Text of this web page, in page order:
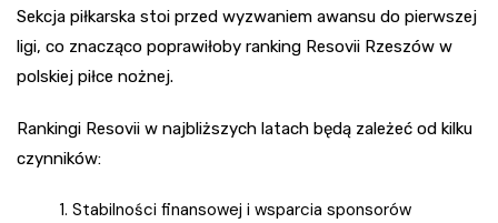
Sekcja piłkarska stoi przed wyzwaniem awansu do pierwszej
ligi, co znacząco poprawiłoby ranking Resovii Rzeszów w
polskiej piłce nożnej.
Rankingi Resovii w najbliższych latach będą zależeć od kilku
czynników:
Stabilności finansowej i wsparcia sponsorów